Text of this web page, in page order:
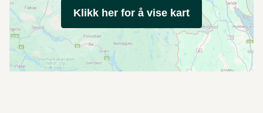
Klikk her for å vise kart